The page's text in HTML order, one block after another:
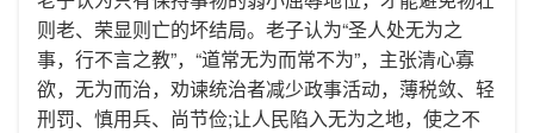
则老、荣显则亡的坏结局。老子认为“圣人处无为之
事，行不言之教”，“道常无为而常不为”，主张清心寡
欲，无为而治，劝谏统治者减少政事活动，薄税敛、轻
刑罚、慎用兵、尚节俭;让人民陷入无为之地，使之不